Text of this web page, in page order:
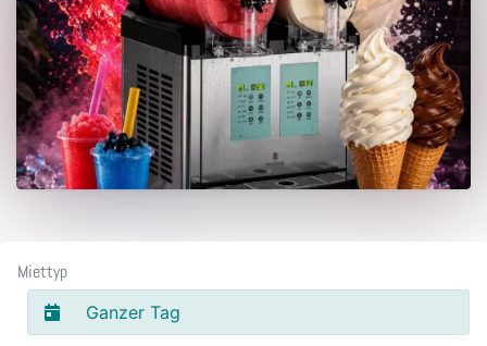
Miettyp
Ganzer Tag